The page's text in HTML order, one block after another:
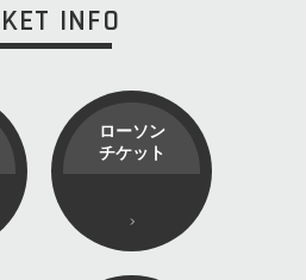
INFO
ローソン
チケット